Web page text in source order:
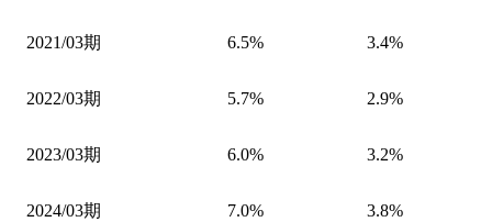
2021/03期 6.5% 3.4%
2022/03期 5.7% 2.9%
2023/03期 6.0% 3.2%
2024/03期 7.0% 3.8%